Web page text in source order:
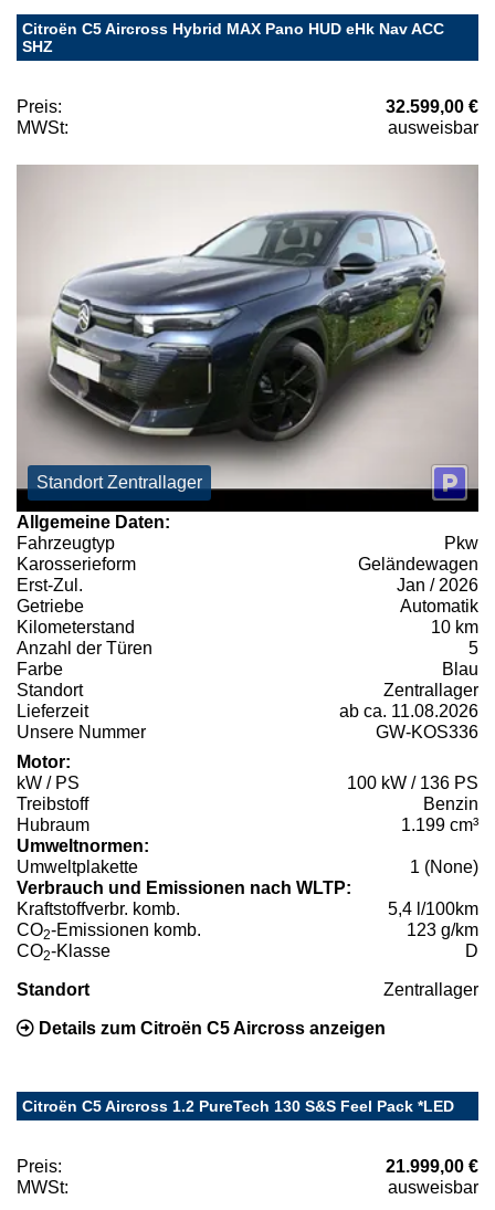
Citroën C5 Aircross Hybrid MAX Pano HUD eHk Nav ACC
SHZ
Preis:
32.599,00 €
MWSt:
ausweisbar
Standort Zentrallager
Allgemeine Daten:
Fahrzeugtyp
Pkw
Karosserieform
Geländewagen
Erst-Zul.
Jan / 2026
Getriebe
Automatik
Kilometerstand
10 km
Anzahl der Türen
5
Farbe
Blau
Standort
Zentrallager
Lieferzeit
ab ca. 11.08.2026
Unsere Nummer
GW-KOS336
Motor:
kW / PS
100 kW / 136 PS
Treibstoff
Benzin
Hubraum
1.199 cm³
Umweltnormen:
Umweltplakette
1 (None)
Verbrauch und Emissionen nach WLTP:
Kraftstoffverbr. komb.
5,4 l/100km
CO2-Emissionen komb.
123 g/km
CO2-Klasse D
Standort Zentrallager
Details zum Citroën C5 Aircross anzeigen
Citroën C5 Aircross 1.2 PureTech 130 S&S Feel Pack *LED
Preis:
21.999,00 €
MWSt:
ausweisbar